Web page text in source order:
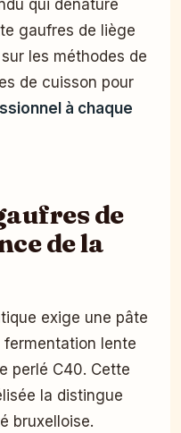
qui dénature
gaufres de liège
les méthodes de
de cuisson pour
à chaque
de
de la
exige une pâte
fermentation lente
perlé C40. Cette
la distingue
bruxelloise.